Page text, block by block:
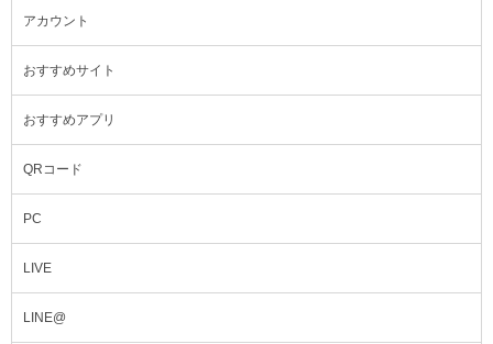
アカウント
おすすめサイト
おすすめアプリ
QRコード
PC
LIVE
LINE@